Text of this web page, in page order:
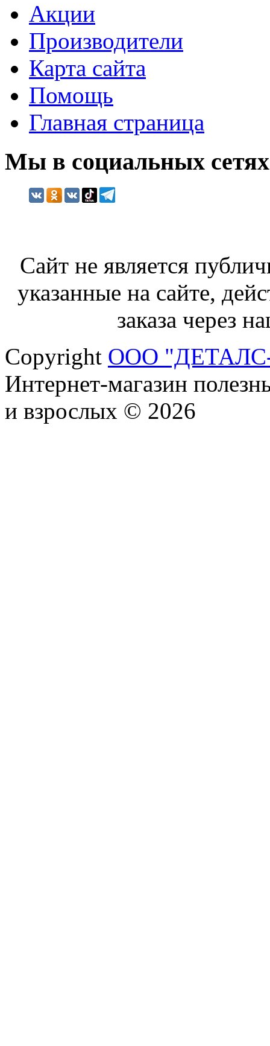
Акции
Производители
Карта сайта
Помощь
Главная страница
Мы в социальных сетях
Сайт не является
указанные на сайте,
заказа через
Copyright ООО
Интернет-магазин
и взрослых © 2026